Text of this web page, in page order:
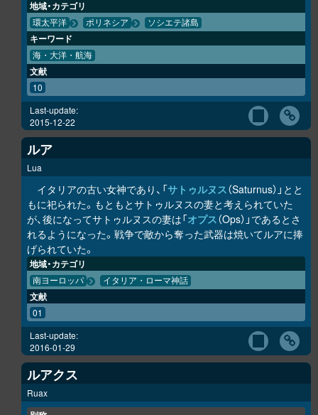
地域・カテゴリ
環太平洋 ポリネシア ソシエテ諸島
キーワード
海・大洋・航海
文献
10
Last-update:
2015-12-22
ルア
Lua
イタリアの古い女神であり、「サトゥルヌス（Saturnus）」とと
もに祀られた。もともとサトゥルヌスの妻と考えられていた
が、後になってサトゥルヌスの妻は「オプス（Ops）」であるとさ
れるようになった。戦争で敵から奪った武器は焼いてルアに捧
げられていた。
地域・カテゴリ
南ヨーロッパ イタリア・ローマ神話
文献
01
Last-update:
2016-01-29
ルアクス
Ruax